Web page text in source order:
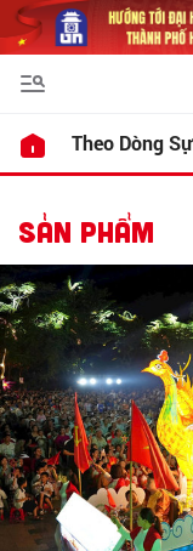
Theo Dòng
SẢN PHẨM